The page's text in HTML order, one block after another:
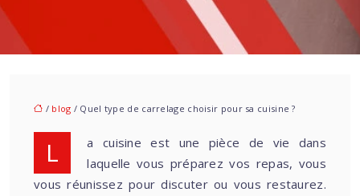
/ blog / Quel type de carrelage choisir pour sa cuisine ?
La cuisine est une pièce de vie dans
laquelle vous préparez vos repas, vous
vous réunissez pour discuter ou vous restaurez.